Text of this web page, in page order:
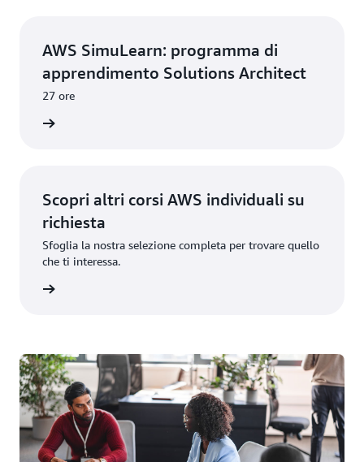
AWS SimuLearn: programma di
apprendimento Solutions Architect
27 ore
Scopri altri corsi AWS individuali su
richiesta
Sfoglia la nostra selezione completa per trovare quello
che ti interessa.